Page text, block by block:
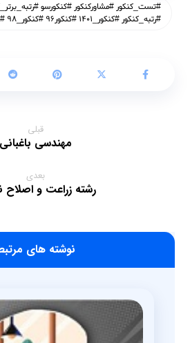
#تست_کنکور #مشاورکنکور #کنکورسو
#رتبه_کنکور #کنکور_۱۴۰۱ #کنکور۹۶ #کنکور_۹۸ #کنکور۱۴۰۰تجربی
قبلی
مهندسی باغبانی
بعدی
رشته زراعت و اصلاح
‫نوشته های